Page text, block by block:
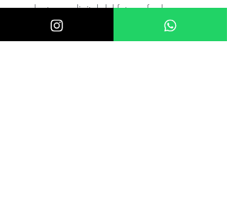
al retoque digital del fotografo de
LADIVINE